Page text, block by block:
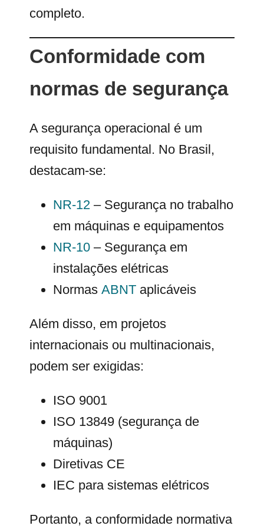
completo.
Conformidade com
normas de segurança
A segurança operacional é um
requisito fundamental. No Brasil,
destacam-se:
NR-12 – Segurança no trabalho
em máquinas e equipamentos
NR-10 – Segurança em
instalações elétricas
Normas ABNT aplicáveis
Além disso, em projetos
internacionais ou multinacionais,
podem ser exigidas:
ISO 9001
ISO 13849 (segurança de
máquinas)
Diretivas CE
IEC para sistemas elétricos
Portanto, a conformidade normativa